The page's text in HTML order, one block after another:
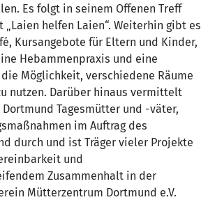
Es folgt in seinem Offenen Treff
helfen Laien“. Weiterhin gibt es
Kursangebote für Eltern und Kinder,
Hebammenpraxis und eine
Möglichkeit, verschiedene Räume
nutzen. Darüber hinaus vermittelt
Tagesmütter und -väter,
im Auftrag des
durch und ist Träger vieler Projekte
und
Zusammenhalt in der
Mütterzentrum Dortmund e.V.